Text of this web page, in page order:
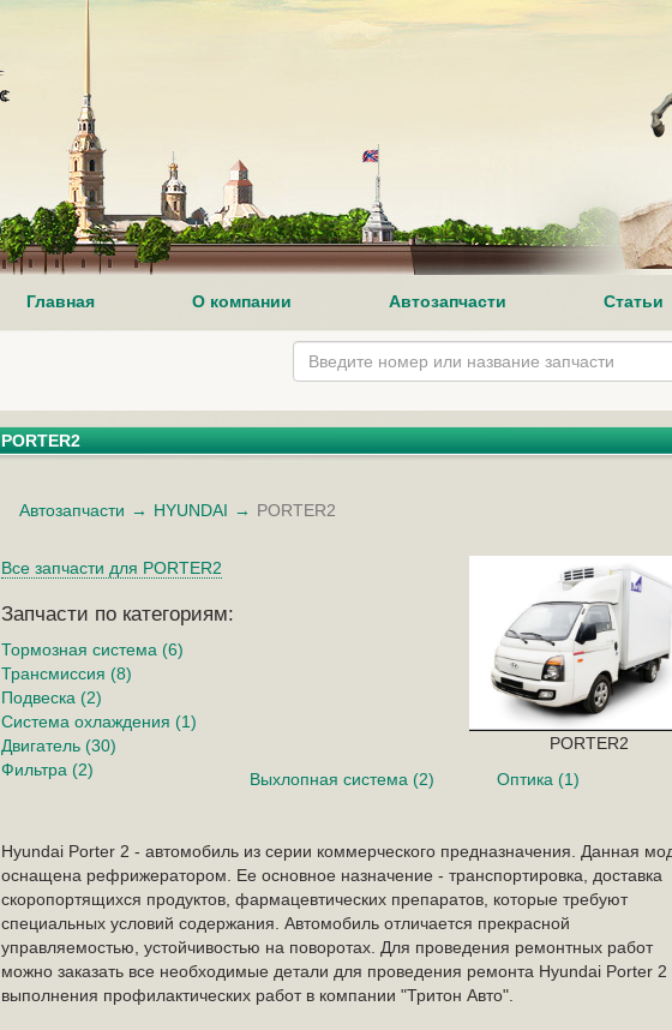
Главная О компании Автозапчасти Статьи
PORTER2
Автозапчасти HYUNDAI PORTER2
PORTER2
Все запчасти для PORTER2
Запчасти по категориям:
Тормозная система (6)
Трансмиссия (8)
Подвеска (2)
Система охлаждения (1)
Двигатель (30)
Фильтра (2)
Выхлопная система (2) Оптика (1)
Hyundai Porter 2 - автомобиль из серии коммерческого предназначения. Данная
оснащена рефрижератором. Ее основное назначение - транспортировка, доставка
скоропортящихся продуктов, фармацевтических препаратов, которые требуют
специальных условий содержания. Автомобиль отличается прекрасной
управляемостью, устойчивостью на поворотах. Для проведения ремонтных работ
можно заказать все необходимые детали для проведения ремонта Hyundai Porter 2
выполнения профилактических работ в компании "Тритон Авто".